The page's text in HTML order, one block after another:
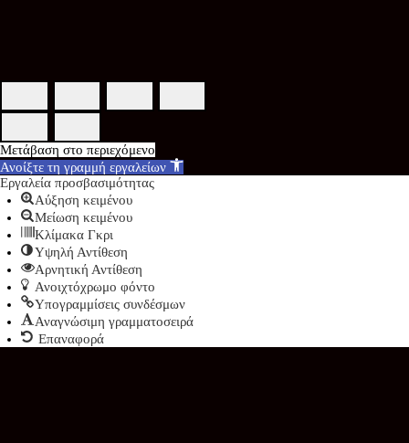
Μετάβαση στο περιεχόμενο
Ανοίξτε τη γραμμή εργαλείων
Εργαλεία προσβασιμότητας
Αύξηση κειμένου
Μείωση κειμένου
Κλίμακα Γκρι
Υψηλή Αντίθεση
Αρνητική Αντίθεση
Ανοιχτόχρωμο φόντο
Υπογραμμίσεις συνδέσμων
Αναγνώσιμη γραμματοσειρά
Επαναφορά